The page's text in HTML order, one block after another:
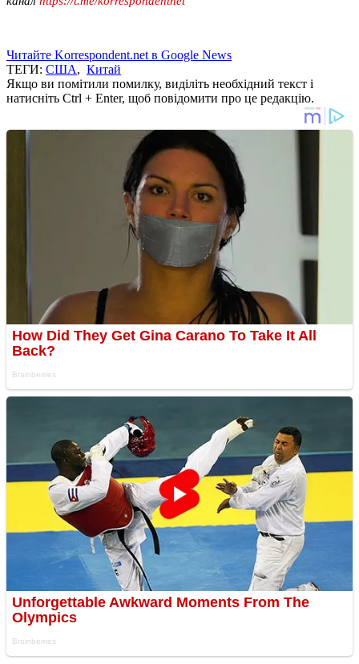
Читайте Korrespondent.net в Google News
ТЕГИ: США, Китай
Якщо ви помітили помилку, виділіть необхідний текст і
натисніть Ctrl + Enter, щоб повідомити про це редакцію.